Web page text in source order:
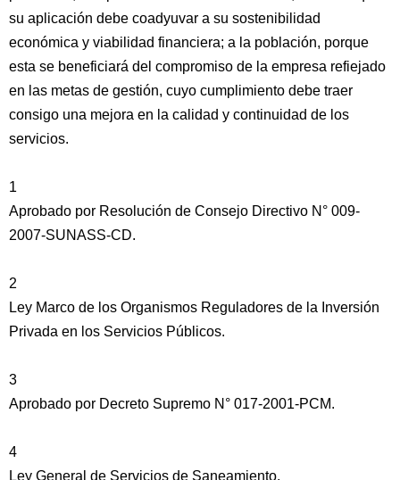
su aplicación debe coadyuvar a su sostenibilidad
económica y viabilidad financiera; a la población, porque
esta se beneficiará del compromiso de la empresa refiejado
en las metas de gestión, cuyo cumplimiento debe traer
consigo una mejora en la calidad y continuidad de los
servicios.
1
Aprobado por Resolución de Consejo Directivo N° 009-
2007-SUNASS-CD.
2
Ley Marco de los Organismos Reguladores de la Inversión
Privada en los Servicios Públicos.
3
Aprobado por Decreto Supremo N° 017-2001-PCM.
4
Ley General de Servicios de Saneamiento.